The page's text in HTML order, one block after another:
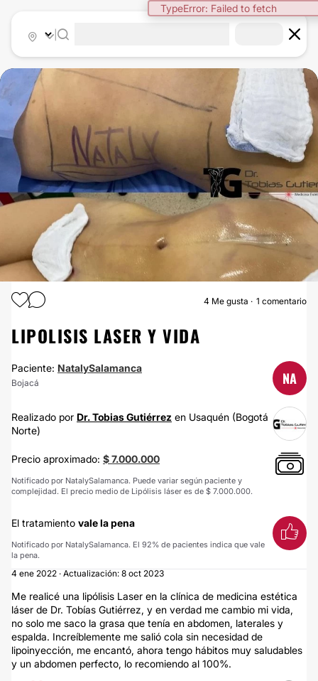
TypeError: Failed to fetch
LIPÓLISIS LÁSER
4 Me gusta 1 comentario
LIPOLISIS LASER Y VIDA
Paciente: NatalySalamanca
Bojacá NA
Realizado por Dr. Tobias Gutiérrez en Usaquén (Bogotá
Norte)
Precio aproximado: $ 7.000.000
Notificado por NatalySalamanca. Puede variar según paciente y
complejidad. El precio medio de Lipólisis láser es de $ 7.000.000.
El tratamiento vale la pena
Notificado por NatalySalamanca. El 92% de pacientes indica que vale
la pena.
4 ene 2022 · Actualización: 8 oct 2023
Me realicé una lipólisis Laser en la clínica de medicina estética
láser de Dr. Tobías Gutiérrez, y en verdad me cambio mi vida,
no solo me saco la grasa que tenía en abdomen, laterales y
espalda. Increíblemente me salió cola sin necesidad de
lipoinyección, me encantó, ahora tengo hábitos muy saludables
y un abdomen perfecto, lo recomiendo al 100%.